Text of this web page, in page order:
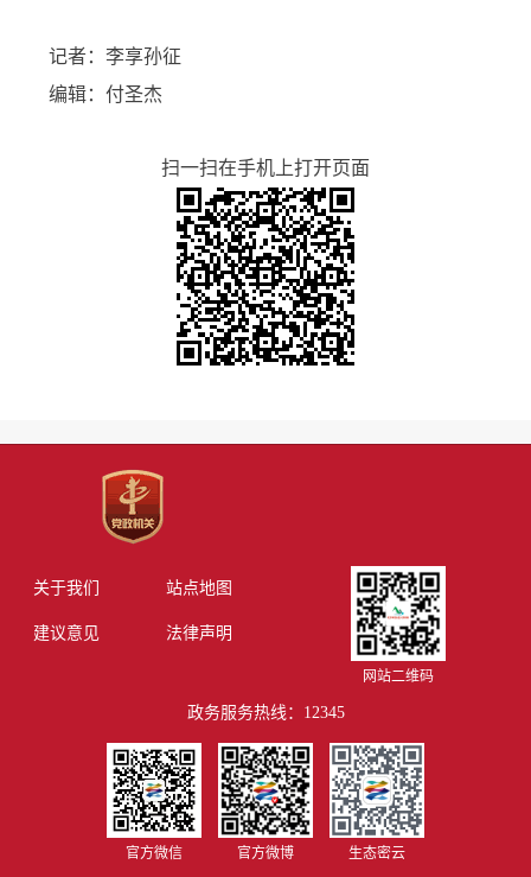
记者：李享孙征
编辑：付圣杰
扫一扫在手机上打开页面
关于我们 站点地图
建议意见 法律声明
网站二维码
政务服务热线：12345
官方微信 官方微博 生态密云